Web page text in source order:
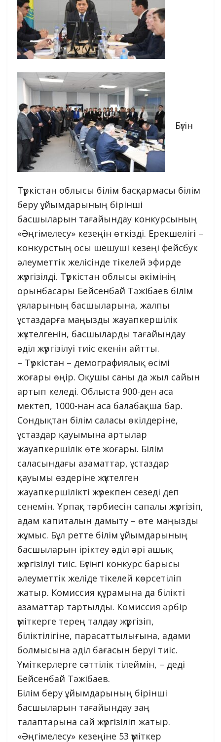
Бүгін
Түркістан облысы білім басқармасы білім
беру ұйымдарының бірінші
басшыларын тағайындау конкурсының
«Әңгімелесу» кезеңін өткізді. Ерекшелігі –
конкурстың осы шешуші кезеңі фейсбук
әлеуметтік желісінде тікелей эфирде
жүргізілді. Түркістан облысы әкімінің
орынбасары Бейсенбай Тәжібаев білім
ұяларының басшыларына, жалпы
ұстаздарға маңызды жауапкершілік
жүктелгенін, басшыларды тағайындау
әділ жүргізілуі тиіс екенін айтты.
– Түркістан – демографиялық өсімі
жоғары өңір. Оқушы саны да жыл сайын
артып келеді. Облыста 900-ден аса
мектеп, 1000-нан аса балабақша бар.
Сондықтан білім саласы өкілдеріне,
ұстаздар қауымына артылар
жауапкершілік өте жоғары. Білім
саласындағы азаматтар, ұстаздар
қауымы өздеріне жүктелген
жауапкершілікті жүрекпен сезеді деп
сенемін. Ұрпақ тәрбиесін сапалы жүргізіп,
адам капиталын дамыту – өте маңызды
жұмыс. Бұл ретте білім ұйымдарының
басшыларын іріктеу әділ әрі ашық
жүргізілуі тиіс. Бүгінгі конкурс барысы
әлеуметтік желіде тікелей көрсетіліп
жатыр. Комиссия құрамына да білікті
азаматтар тартылды. Комиссия әрбір
үміткерге терең талдау жүргізіп,
біліктілігіне, парасаттылығына, адами
болмысына әділ бағасын беруі тиіс.
Үміткерлерге сәттілік тілеймін, – деді
Бейсенбай Тәжібаев.
Білім беру ұйымдарының бірінші
басшыларын тағайындау заң
талаптарына сай жүргізіліп жатыр.
«Әңгімелесу» кезеңіне 53 үміткер